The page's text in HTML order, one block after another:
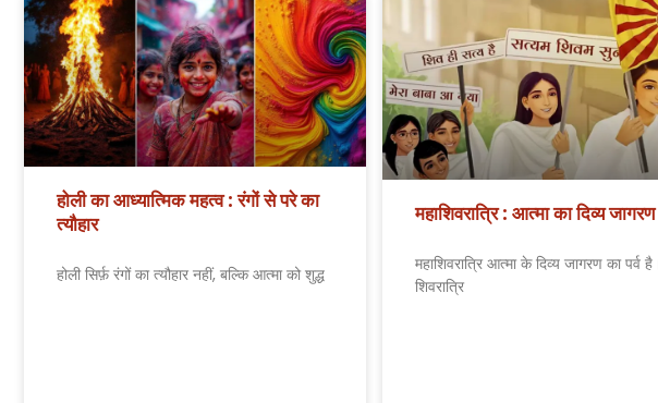
होली का आध्यात्मिक महत्व : रंगों से परे का
त्यौहार
होली सिर्फ़ रंगों का त्यौहार नहीं, बल्कि आत्मा को शुद्ध
महाशिवरात्रि : आत्मा का दिव्य जागरण
महाशिवरात्रि आत्मा के दिव्य जागरण का पर्व
शिवरात्रि